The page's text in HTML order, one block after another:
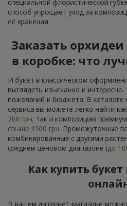
специальной флористической
способ упрощает уход за
её хранения.
Заказать
в коробке: что
И букет в классическом
выглядеть изысканно и
пожеланий и бюджета. В каталоге
сервиса вы можете легко найти
700 грн, так и композицию
свыше 1500 грн. Промежуточные
комбинированные с другими
среднем ценовом диапазоне (до
Как купить
В нашем интернет-магазине